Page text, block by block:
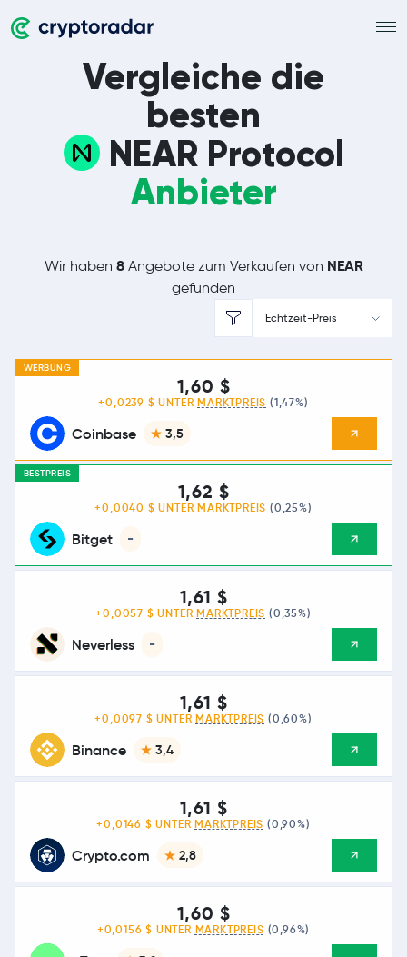
Vergleiche die
besten
NEAR Protocol
Anbieter
Wir haben 8Angebote zum Verkaufen von NEAR
gefunden
Echtzeit-Preis
WERBUNG
Coinbase 3,5
1,60 $
+0,0239 $ UNTER MARKTPREIS (1,47%)
BESTPREIS
Bitget -
1,62 $
+0,0040 $ UNTER MARKTPREIS (0,25%)
Neverless -
1,61 $
+0,0057 $ UNTER MARKTPREIS (0,35%)
Binance 3,4
1,61 $
+0,0097 $ UNTER MARKTPREIS (0,60%)
Crypto.com 2,8
1,61 $
+0,0146 $ UNTER MARKTPREIS (0,90%)
1,60 $
+0,0156 $ UNTER MARKTPREIS (0,96%)